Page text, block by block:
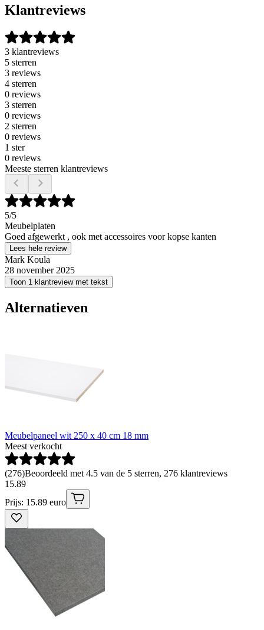
Klantreviews
3 klantreviews
5 sterren
3 reviews
4 sterren
0 reviews
3 sterren
0 reviews
2 sterren
0 reviews
1 ster
0 reviews
Meeste sterren klantreviews
5/5
Meubelplaten
Goed afgewerkt , ook met accessoires voor kopse kanten
Lees hele review
Mark Koula
28 november 2025
Toon 1 klantreview met tekst
Alternatieven
Meubelpaneel wit 250 x 40 cm 18 mm
Meest verkocht
(276)Beoordeeld met 4.5 van de 5 sterren, 276 klantreviews
15.89
Prijs: 15.89 euro